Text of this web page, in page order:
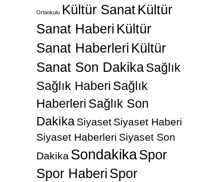
Ortaokulu Kültür SanatKültür
Sanat Haberi Kültür
Sanat Haberleri Kültür
Sanat Son DakikaSağlık
Sağlık Haberi Sağlık
Haberleri Sağlık Son
Dakika Siyaset Siyaset Haberi
Siyaset Haberleri Siyaset Son
Dakika SondakikaSpor
Spor Haberi Spor